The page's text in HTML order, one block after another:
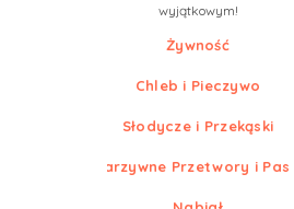
wyjątkowym!
Żywność
Chleb i Pieczywo
Słodycze i Przekąski
Warzywne Przetwory i